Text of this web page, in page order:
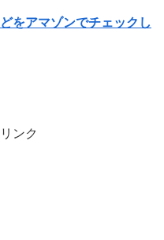
をアマゾンでチェックし
ンク